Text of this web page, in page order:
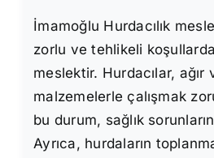
İmamoğlu Hurdacılık
zorlu ve tehlikeli
meslektir. Hurdacılar, ağır
malzemelerle çalışmak
bu durum, sağlık
Ayrıca, hurdaların